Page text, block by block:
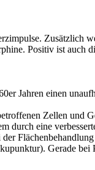
Zusätzlich
Positiv ist auch
Jahren einen
Zellen
eine
Gerade bei